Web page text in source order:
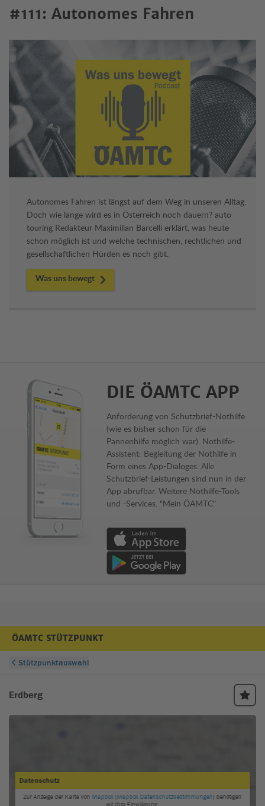
#111: Autonomes Fahren
Autonomes Fahren ist längst auf dem Weg in unseren Alltag.
Doch wie lange wird es in Österreich noch dauern? auto
touring Redakteur Maximilian Barcelli erklärt, was heute
schon möglich ist und welche technischen, rechtlichen und
gesellschaftlichen Hürden es noch gibt.
Was uns bewegt
DIE ÖAMTC APP
Anforderung von Schutzbrief-Nothilfe
(wie es bisher schon für die
Pannenhilfe möglich war). Nothilfe-
Assistent: Begleitung der Nothilfe in
Form eines App-Dialoges. Alle
Schutzbrief-Leistungen sind nun in der
App abrufbar. Weitere Nothilfe-Tools
und -Services. "Mein ÖAMTC"
Download von App im Apple App Store
Download von App im Google Play Store
ÖAMTC STÜTZPUNKT